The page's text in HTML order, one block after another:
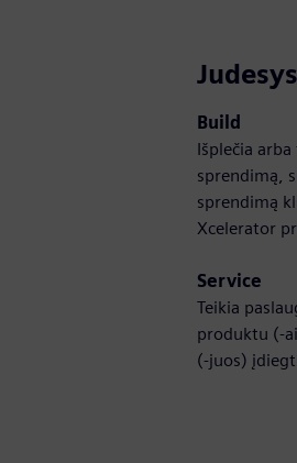
Judesys
Build
Išplečia
sprendimą,
sprendimą
Xcelerator
Service
Teikia
produktu (-
(-juos)